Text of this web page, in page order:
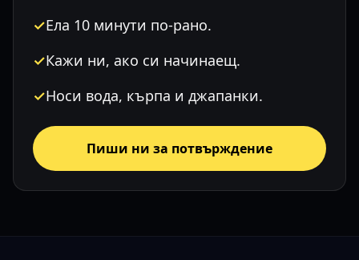
✓Ела 10 минути по-рано.
✓Кажи ни, ако си начинаещ.
✓Носи вода, кърпа и джапанки.
Пиши ни за потвърждение